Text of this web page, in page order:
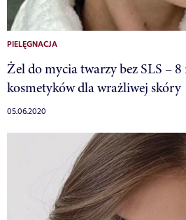
PIELĘGNACJA
Żel do mycia twarzy bez SLS –
kosmetyków dla wrażliwej skóry
05.06.2020